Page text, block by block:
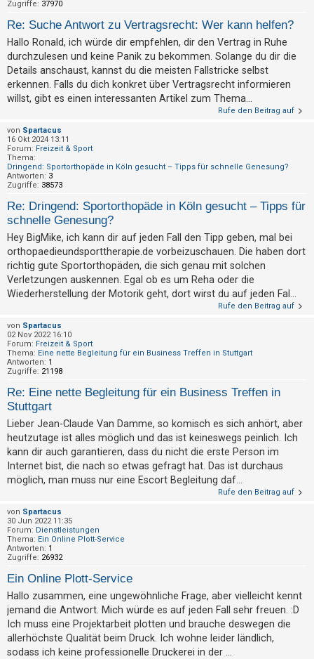
r
t
e
t
e
T
h
m
e
n
A
k
t
i
v
T
h
e
m
e
n
S
u
c
e
F
A
Q
Zugriffe: 37970
Re: Suche Antwort zu Vertragsrecht: Wer kann helfen?
Hallo Ronald, ich würde dir empfehlen, dir den Vertrag in Ruhe
durchzulesen und keine Panik zu bekommen. Solange du dir die
Details anschaust, kannst du die meisten Fallstricke selbst
erkennen. Falls du dich konkret über Vertragsrecht informieren
willst, gibt es einen interessanten Artikel zum Thema...
Rufe den Beitrag auf
von Spartacus
16 Okt 2024 13:11
Forum: Freizeit & Sport
Thema:
Dringend: Sportorthopäde in Köln gesucht – Tipps für schnelle Genesung?
Antworten: 3
Zugriffe: 38573
Re: Dringend: Sportorthopäde in Köln gesucht – Tipps für
schnelle Genesung?
Hey BigMike, ich kann dir auf jeden Fall den Tipp geben, mal bei
orthopaedieundsporttherapie.de vorbeizuschauen. Die haben dort
richtig gute Sportorthopäden, die sich genau mit solchen
Verletzungen auskennen. Egal ob es um Reha oder die
Wiederherstellung der Motorik geht, dort wirst du auf jeden Fal...
Rufe den Beitrag auf
von Spartacus
02 Nov 2022 16:10
Forum: Freizeit & Sport
Thema: Eine nette Begleitung für ein Business Treffen in Stuttgart
Antworten: 1
Zugriffe: 21198
Re: Eine nette Begleitung für ein Business Treffen in
Stuttgart
Lieber Jean-Claude Van Damme, so komisch es sich anhört, aber
heutzutage ist alles möglich und das ist keineswegs peinlich. Ich
kann dir auch garantieren, dass du nicht die erste Person im
Internet bist, die nach so etwas gefragt hat. Das ist durchaus
möglich, man muss nur eine Escort Begleitung daf...
Rufe den Beitrag auf
von Spartacus
30 Jun 2022 11:35
Forum: Dienstleistungen
Thema: Ein Online Plott-Service
Antworten: 1
Zugriffe: 26932
Ein Online Plott-Service
Hallo zusammen, eine ungewöhnliche Frage, aber vielleicht kennt
jemand die Antwort. Mich würde es auf jeden Fall sehr freuen. :D
Ich muss eine Projektarbeit plotten und brauche deswegen die
allerhöchste Qualität beim Druck. Ich wohne leider ländlich,
sodass ich keine professionelle Druckerei in der ...